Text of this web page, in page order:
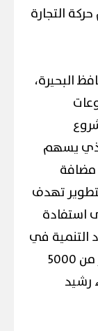
التجارة
البحيرة،
يسهم
مضافة
تهدف
استفادة
التنمية في
محافظة البحيرة، فضلًا عن توفير أكثر من 5000
رشيد